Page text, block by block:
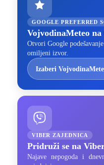
GOOGLE PREFERRED
VojvodinaMeteo na
Otvori Google
omiljeni izvor.
Izaberi
VIBER ZAJEDNICA
Pridruži se na
Najave nepogoda i